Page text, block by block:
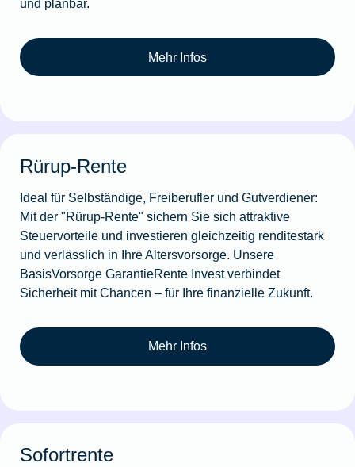
und planbar.
Mehr Infos
Rürup-Rente
Ideal für Selbständige, Freiberufler und Gutverdiener:
Mit der "Rürup-Rente" sichern Sie sich attraktive
Steuervorteile und investieren gleichzeitig renditestark
und verlässlich in Ihre Altersvorsorge. Unsere
BasisVorsorge GarantieRente Invest verbindet
Sicherheit mit Chancen – für Ihre finanzielle Zukunft.
Mehr Infos
Sofortrente